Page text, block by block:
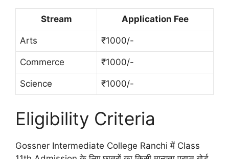
Stream Application Fee
Arts ₹1000/-
Commerce ₹1000/-
Science ₹1000/-
Eligibility Criteria
Gossner Intermediate College Ranchi में Class